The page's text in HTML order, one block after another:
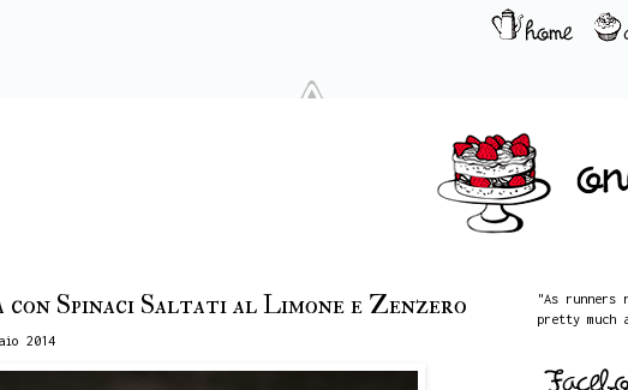
con Spinaci Saltati al Limone e Zenzero
2014
"As runners
pretty much